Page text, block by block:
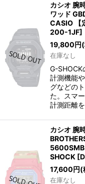
カシオ 腕
ワッド
CASIO 【
200-1JF]
19,800円
在庫なし
G-SHOCK
計測機能
グなどの
た。スマ
計測距離
カシオ 腕
SHOCK [
17,600円(
在庫なし